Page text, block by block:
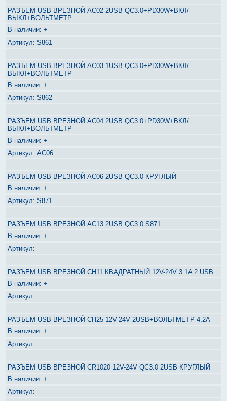
РАЗЪЕМ USB ВРЕЗНОЙ AC02 2USB QC3.0+PD30W+ВКЛ/
ВЫКЛ+ВОЛЬТМЕТР
+
S861
РАЗЪЕМ USB ВРЕЗНОЙ AC03 1USB QC3.0+PD30W+ВКЛ/
ВЫКЛ+ВОЛЬТМЕТР
+
S862
РАЗЪЕМ USB ВРЕЗНОЙ AC04 2USB QC3.0+PD30W+ВКЛ/
ВЫКЛ+ВОЛЬТМЕТР
+
AC06
РАЗЪЕМ USB ВРЕЗНОЙ AC06 2USB QC3.0 КРУГЛЫЙ
+
S871
РАЗЪЕМ USB ВРЕЗНОЙ AC13 2USB QC3.0 S871
+
РАЗЪЕМ USB ВРЕЗНОЙ CH11 КВАДРАТНЫЙ 12V-24V 3.1A 2 USB
+
РАЗЪЕМ USB ВРЕЗНОЙ CH25 12V-24V 2USB+ВОЛЬТМЕТР 4.2А
+
РАЗЪЕМ USB ВРЕЗНОЙ CR1020 12V-24V QC3.0 2USB КРУГЛЫЙ
+